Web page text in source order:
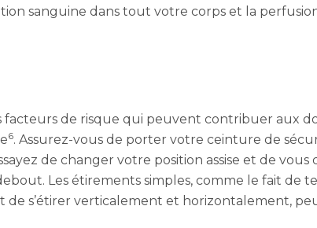
sanguine dans tout votre corps et la
de risque qui peuvent contribuer aux
6. Assurez-vous de porter votre ceinture de
de changer votre position assise et de
Les étirements simples, comme le fait de
de s’étirer verticalement et horizontalement,